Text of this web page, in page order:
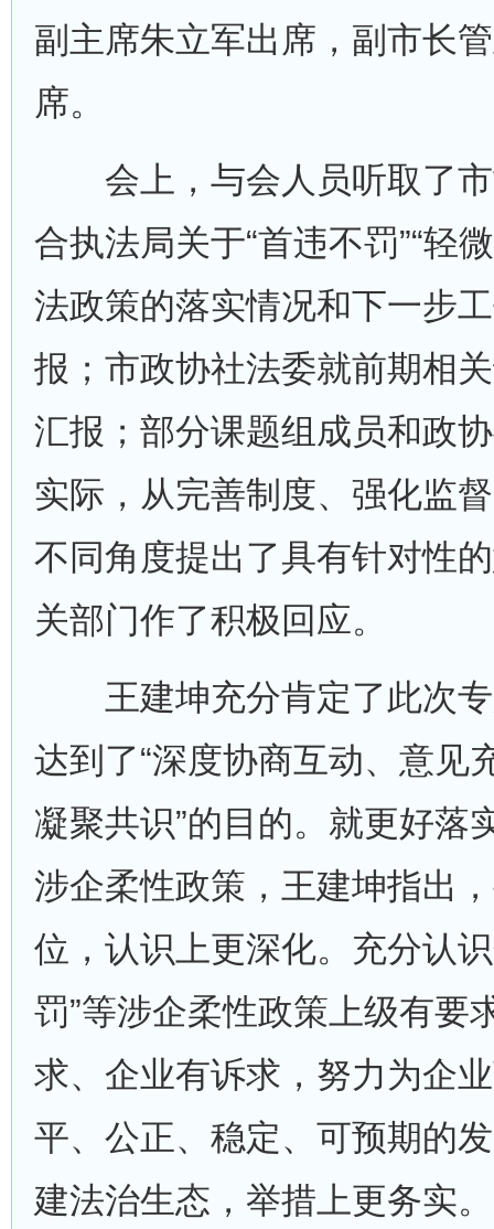
副主席朱立军出席，副市长
席。
会上，与会人员听取了市
合执法局关于“首违不罚”“轻
法政策的落实情况和下一步
报；市政协社法委就前期相
汇报；部分课题组成员和政
实际，从完善制度、强化监
不同角度提出了具有针对性
关部门作了积极回应。
王建坤充分肯定了此次专
达到了“深度协商互动、意见
凝聚共识”的目的。就更好落
涉企柔性政策，王建坤指出
位，认识上更深化。充分认
罚”等涉企柔性政策上级有要
求、企业有诉求，努力为企
平、公正、稳定、可预期的
建法治生态，举措上更务实